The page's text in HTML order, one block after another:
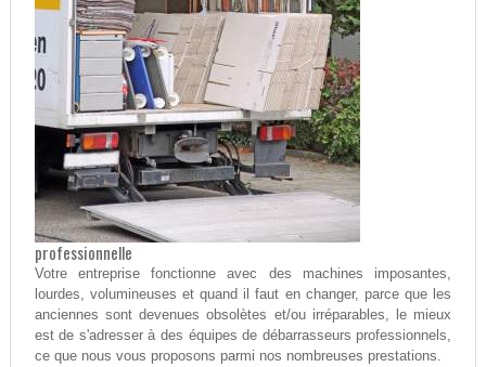
professionnelle
Votre entreprise fonctionne avec des machines imposantes,
lourdes, volumineuses et quand il faut en changer, parce que les
anciennes sont devenues obsolètes et/ou irréparables, le mieux
est de s'adresser à des équipes de débarrasseurs professionnels,
ce que nous vous proposons parmi nos nombreuses prestations.